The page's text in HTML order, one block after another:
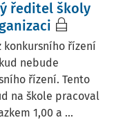
ředitel školy
konkursního řízení
nebude
řízení. Tento
na škole pracoval
1,00 a ...